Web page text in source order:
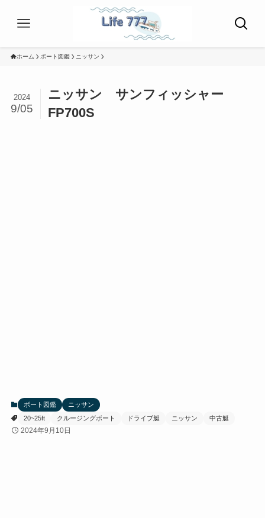
ホーム ボート図鑑 ニッサン
ニッサン サンフィッシャー
FP700S
2024
9/05
ボート図鑑
ニッサン
20~25ft
クルージングボート ドライブ艇 ニッサン 中古艇
2024年9月10日